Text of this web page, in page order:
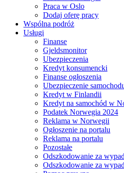
Praca w Oslo
Dodaj oferę pracy
Wspólna podróż
Usługi
Finanse
Gjeldsmonitor
Ubezpieczenia
Kredyt konsumencki
Finanse ogłoszenia
Ubezpieczenie
Kredyt w Finlandii
Kredyt na samochód w
Podatek Norwegia 2024
Reklama w Norwegii
Ogłoszenie na portalu
Reklama na portalu
Pozostałe
Odszkodowanie za
Odszkodowanie za